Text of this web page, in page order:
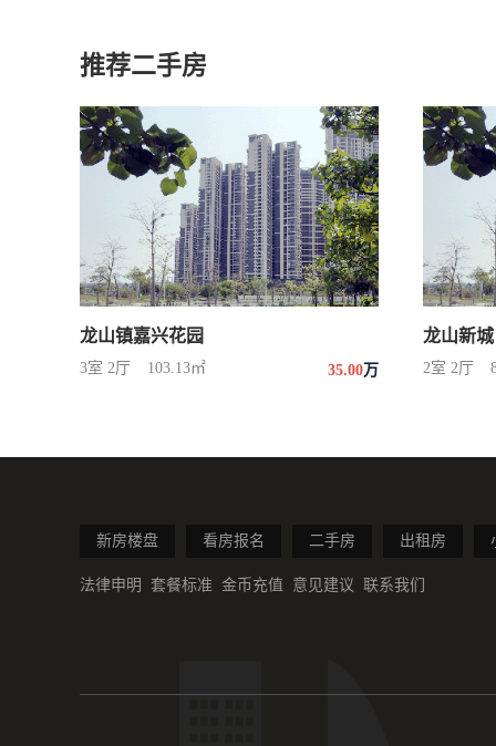
推荐二手房
龙山镇嘉兴花园
3室 2厅 103.13㎡ 35.00万
龙山新城
2室 2厅
新房楼盘 看房报名 二手房 出租房
法律申明 套餐标准 金币充值 意见建议 联系我们